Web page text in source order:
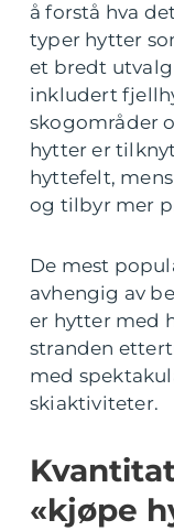
å forstå hva
typer hytter
et bredt
inkludert
skogområder
hytter er
hyttefelt,
og tilbyr mer
De mest
avhengig av
er hytter med
stranden
med
skiaktiviteter.
«kjøpe